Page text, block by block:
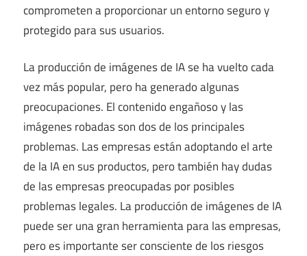
comprometen a proporcionar un entorno seguro y
protegido para sus usuarios.
La producción de imágenes de IA se ha vuelto cada
vez más popular, pero ha generado algunas
preocupaciones. El contenido engañoso y las
imágenes robadas son dos de los principales
problemas. Las empresas están adoptando el arte
de la IA en sus productos, pero también hay dudas
de las empresas preocupadas por posibles
problemas legales. La producción de imágenes de IA
puede ser una gran herramienta para las empresas,
pero es importante ser consciente de los riesgos